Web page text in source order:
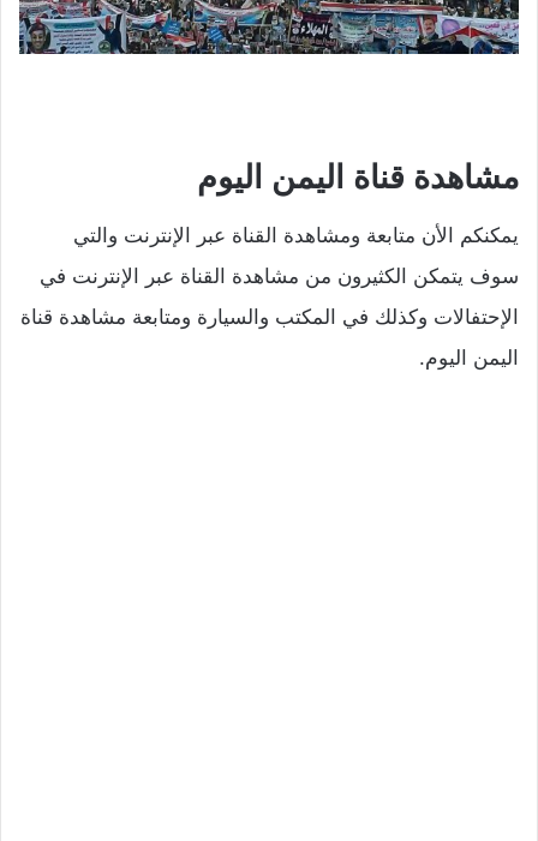
مشاهدة قناة اليمن اليوم
يمكنكم الأن متابعة ومشاهدة القناة عبر الإنترنت والتي
سوف يتمكن الكثيرون من مشاهدة القناة عبر الإنترنت في
الإحتفالات وكذلك في المكتب والسيارة ومتابعة مشاهدة قناة
اليمن اليوم.